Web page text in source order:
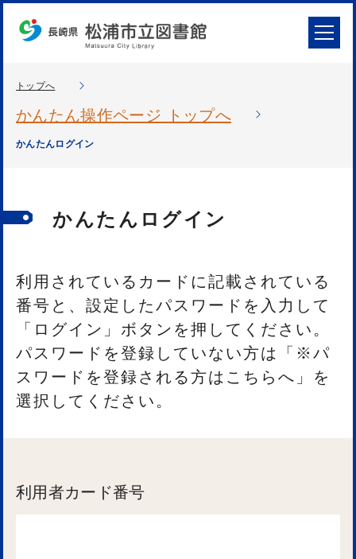
トップへ
かんたん操作ページ トップへ
かんたんログイン
かんたんログイン
利用されているカードに記載されている
番号と、設定したパスワードを入力して
「ログイン」ボタンを押してください。
パスワードを登録していない方は「※パ
スワードを登録される方はこちらへ」を
選択してください。
利用者カード番号